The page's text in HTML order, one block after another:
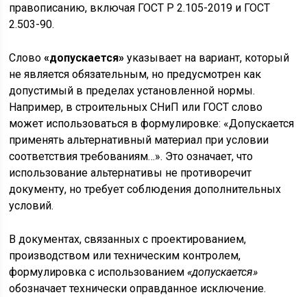
правописанию, включая ГОСТ Р 2.105-2019 и ГОСТ
2.503-90.
Слово«допускается» указывает на вариант, который
не является обязательным, но предусмотрен как
допустимый в пределах установленной нормы.
Например, в строительных СНиП или ГОСТ слово
может использоваться в формулировке: «Допускается
применять альтернативный материал при условии
соответствия требованиям…». Это означает, что
использование альтернативы не противоречит
документу, но требует соблюдения дополнительных
условий.
В документах, связанных с проектированием,
производством или техническим контролем,
формулировка с использованием«допускается»
обозначает технически оправданное исключение.